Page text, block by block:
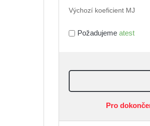
Výchozí koeficient MJ
Požadujemeatest
Pro